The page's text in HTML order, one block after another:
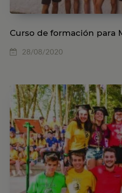
Curso de formación para
28/08/2020